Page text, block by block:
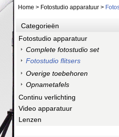
Home > Fotostudio apparatuur >
Categorieën
Fotostudio apparatuur
Complete fotostudio set
Fotostudio flitsers
Overige toebehoren
Opnametafels
Continu verlichting
Video apparatuur
Lenzen